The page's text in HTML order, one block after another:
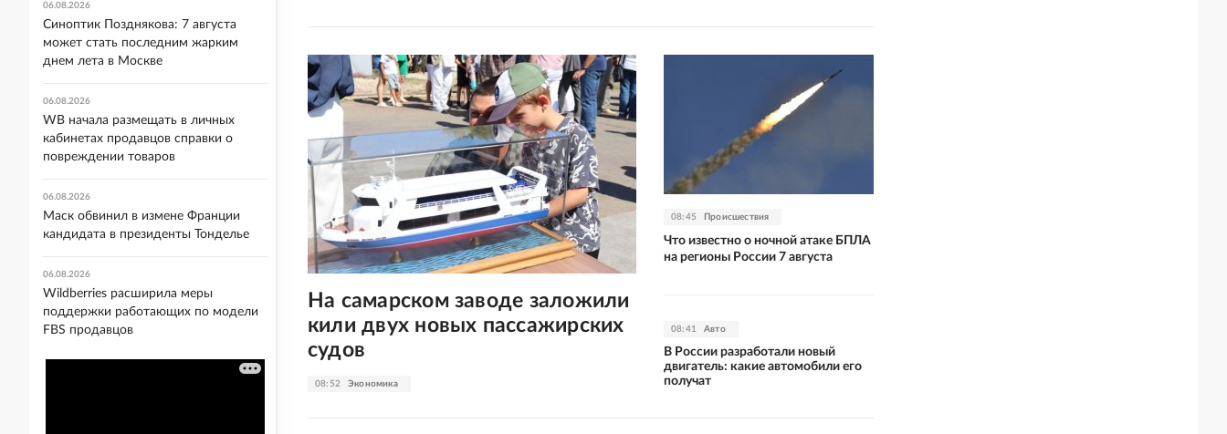
08:52 Экономика
На самарском заводе заложили
кили двух новых пассажирских
судов
08:45 Происшествия
Что известно о ночной атаке БПЛА
на регионы России 7 августа
08:41 Авто
В России разработали новый
двигатель: какие автомобили его
получат
06.08.2026
Синоптик Позднякова: 7 августа
может стать последним жарким
днем лета в Москве
06.08.2026
WB начала размещать в личных
кабинетах продавцов справки о
повреждении товаров
06.08.2026
Маск обвинил в измене Франции
кандидата в президенты Тонделье
06.08.2026
Wildberries расширила меры
поддержки работающих по модели
FBS продавцов